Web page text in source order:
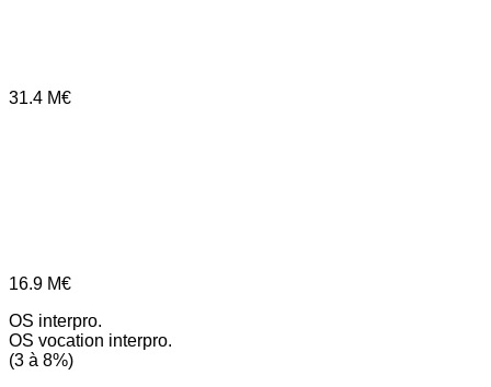
31.4 M€
16.9 M€
OS interpro.
OS vocation interpro.
(3 à 8%)